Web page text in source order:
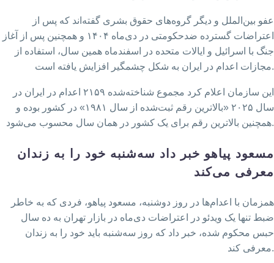
عفو بین‌الملل و دیگر گروه‌های حقوق بشری گفته‌اند که پس از
اعتراضات گسترده ضدحکومتی در دی‌ماه ۱۴۰۴ و همچنین پس از آغاز
جنگ با اسرائیل و ایالات متحده در اسفندماه همین سال، استفاده از
مجازات اعدام در ایران به شکل چشمگیر افزایش یافته است.
این سازمان اعلام کرد مجموع شناخته‌شده ۲۱۵۹ اعدام در ایران در
سال ۲۰۲۵ «بالاترین رقم ثبت‌شده از سال ۱۹۸۱» در کشور بوده و
همچنین بالاترین رقم برای یک کشور در همان سال محسوب می‌شود.
مسعود پیاهو خبر داد سه‌شنبه خود را به زندان
معرفی می‌کند
همزمان با اعدام‌ها در روز دوشنبه، مسعود پیاهو، فردی که به خاطر
ضبط تنها یک ویدئو در اعتراضات دی‌ماه در بازار تهران به ده سال
حبس محکوم شده، خبر داد که روز سه‌شنبه باید خود را به زندان
معرفی کند.